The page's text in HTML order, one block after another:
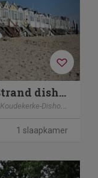
Slaapstrandhuisje - Strand dishoek 60
Koudekerke-Dishoek
1 slaapkamer
Next